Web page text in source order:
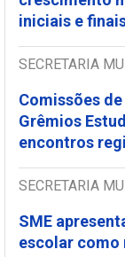
iniciais e
SECRETARIA
Comissões
Grêmios
encontros
SECRETARIA
SME
escolar como